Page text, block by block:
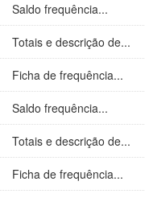
Saldo frequência...
Totais e descrição de...
Ficha de frequência...
Saldo frequência...
Totais e descrição de...
Ficha de frequência...